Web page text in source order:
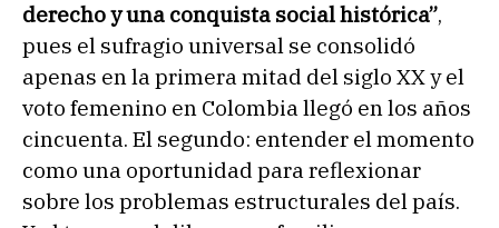
derecho y una conquista social histórica”,
pues el sufragio universal se consolidó
apenas en la primera mitad del siglo XX y el
voto femenino en Colombia llegó en los años
cincuenta. El segundo: entender el momento
como una oportunidad para reflexionar
sobre los problemas estructurales del país.